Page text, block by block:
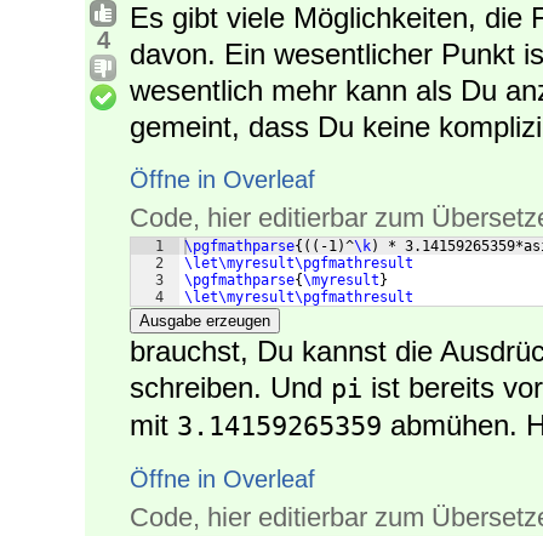
4
Es gibt viele Möglichkeiten, die
davon. Ein wesentlicher Punkt
wesentlich mehr kann als Du
gemeint, dass Du keine
Öffne in Overleaf
Code, hier editierbar zum
1
2
3
4
\pgfmathparse{(( -1)^\k)
*
\let\myresult\pgfmathresult
\pgfmathparse{\myresult }
\let\myresult\pgfmathresult
Ausgabe erzeugen
brauchst, Du kannst die
schreiben. Und pi ist bereits
mit 3.14159265359 abmühen.
Öffne in Overleaf
Code, hier editierbar zum